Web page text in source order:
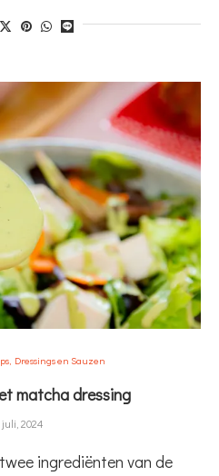
Dressings en Sauzen
matcha dressing
2024
ingrediënten van de